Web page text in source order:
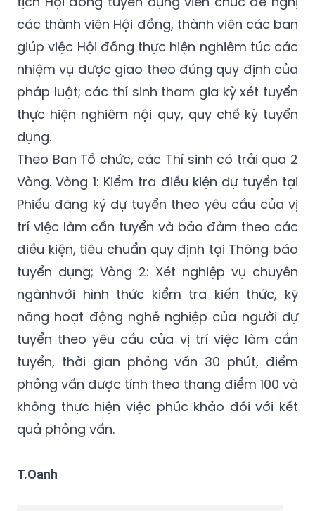
giúp việc Hội đồng thực hiện nghiêm túc các
nhiệm vụ được giao theo đúng quy định của
pháp luật; các thí sinh tham gia kỳ xét tuyển
thực hiện nghiêm nội quy, quy chế kỳ tuyển
dụng.
Theo Ban Tổ chức, các Thí sinh có trải qua 2
Vòng. Vòng 1: Kiểm tra điều kiện dự tuyển tại
Phiếu đăng ký dự tuyển theo yêu cầu của vị
trí việc làm cần tuyển và bảo đảm theo các
điều kiện, tiêu chuẩn quy định tại Thông báo
tuyển dụng; Vòng 2: Xét nghiệp vụ chuyên
ngànhvới hình thức kiểm tra kiến thức, kỹ
năng hoạt động nghề nghiệp của người dự
tuyển theo yêu cầu của vị trí việc làm cần
tuyển, thời gian phỏng vấn 30 phút, điểm
phỏng vấn được tính theo thang điểm 100 và
không thực hiện việc phúc khảo đối với kết
quả phỏng vấn.
T.Oanh
Khai mạc kỳ tuyển dụng viên chức Viện Chiến lược và Khoa